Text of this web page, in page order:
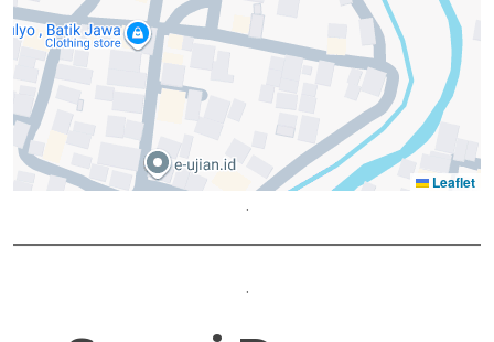
Leaflet
.
.